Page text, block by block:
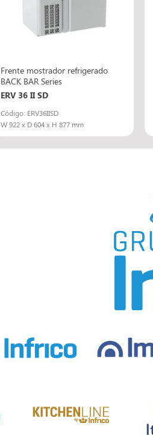
Frente mostrador refrigerado
BACK BAR Series
ERV 36 II SD
Código: ERV36IISD
W 922 x D 604 x H 877 mm